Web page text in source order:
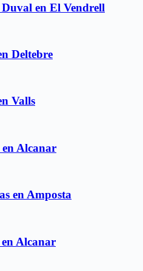
en El Vendrell
Deltebre
Valls
en Alcanar
en Amposta
Alcanar